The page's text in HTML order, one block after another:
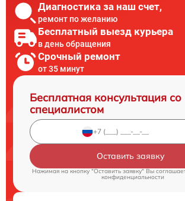
Диагностика за наш счет,
ремонт по желанию
Бесплатный выезд курьера
в день обращения
Срочный ремонт
от 35 минут
Бесплатная консультация со
специалистом
Оставить заявку
Нажимая на кнопку "Оставить заявку" Вы
конфиденциальности